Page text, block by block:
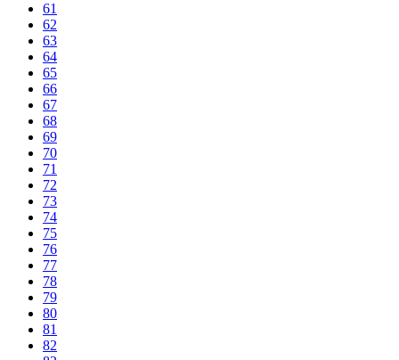
61
62
63
64
65
66
67
68
69
70
71
72
73
74
75
76
77
78
79
80
81
82